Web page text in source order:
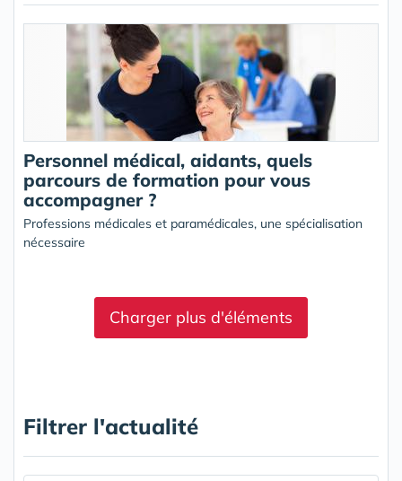
Personnel médical, aidants, quels
parcours de formation pour vous
accompagner ?
Professions médicales et paramédicales, une spécialisation
nécessaire
Charger plus d'éléments
Filtrer l'actualité